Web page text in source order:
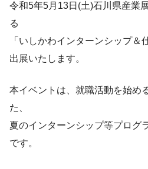
令和5年5月13日(土)石川県産業
る
「いしかわインターンシップ＆
出展いたします。
本イベントは、就職活動を始め
た、
夏のインターンシップ等プログ
です。